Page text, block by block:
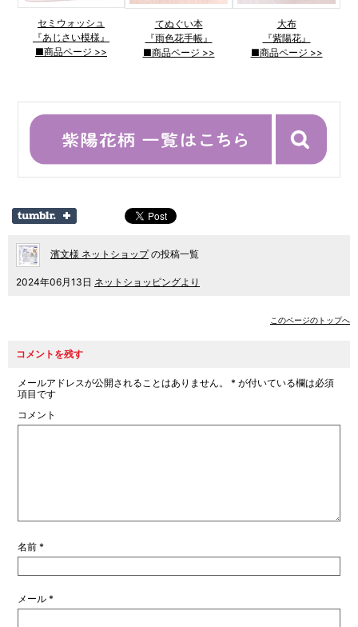
セミウォッシュ
『あじさい模様』
■商品ページ >>
てぬぐい本
『雨色花手帳』
■商品ページ >>
大布
『紫陽花』
■商品ページ >>
濱文様 ネットショップの投稿一覧
2024年06月13日 ネットショッピングより
このページのトップへ
コメントを残す
メールアドレスが公開されることはありません。 * が付いている欄は必須
項目です
コメント
名前 *
メール *